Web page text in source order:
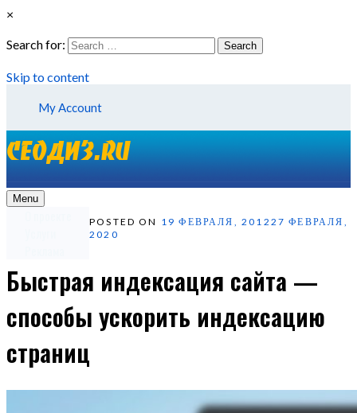
×
Search for:
Search
Skip to content
My Account
Menu
POSTED ON 19 ФЕВРАЛЯ, 2012 27 ФЕВРАЛЯ,
2020
Быстрая индексация сайта —
способы ускорить индексацию
страниц